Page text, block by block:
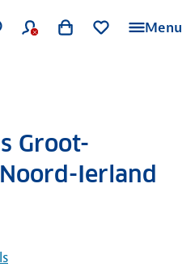
Menu
Groot-
Ierland